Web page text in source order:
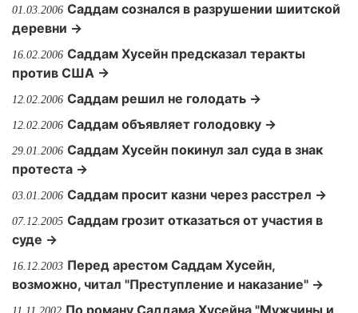
01.03.2006 Саддам сознался в разрушении шиитской
деревни →
16.02.2006 Саддам Хусейн предсказал теракты
против США →
12.02.2006 Саддам решил не голодать →
12.02.2006 Саддам объявляет голодовку →
29.01.2006 Саддам Хусейн покинул зал суда в знак
протеста →
03.01.2006 Саддам просит казни через расстрел →
07.12.2005 Саддам грозит отказаться от участия в
суде →
16.12.2003 Перед арестом Саддам Хусейн,
возможно, читал "Преступление и наказание" →
По роману Саддама Хусейна "Мужчины и